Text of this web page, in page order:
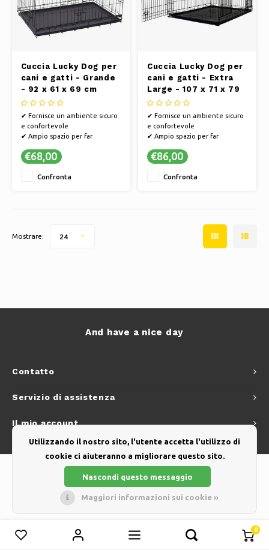
0
Cuccia Lucky Dog per
cani e gatti - Grande
- 92 x 61 x 69 cm
✔ Fornisce un ambiente sicuro
e confortevole
✔ Ampio spazio per far
comodamente il tuo cane
istruzioni chiare per
€68,00
Confronta
Cuccia Lucky Dog per
cani e gatti - Extra
Large - 107 x 71 x 79
cm
✔ Fornisce un ambiente sicuro
e confortevole
✔ Ampio spazio per far
comodamente il tuo cane
istruzioni chiare per
€86,00
Confronta
Mostrare: 24
Contatto
And have a nice day
Servizio di assistenza
Il mio account
Confronta i prodotti 0
Utilizzando il nostro sito, l'utente accetta l'utilizzo di
cookie ci aiuteranno a migliorare questo sito.
Nascondi questo messaggio
Maggiori informazioni sui cookie »